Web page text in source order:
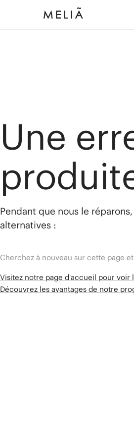
Une
Pendant que nous le
alternatives :
Cherchez à nouveau sur cette page
Visitez notre page d'accueil pour voir
Découvrez les avantages de notre